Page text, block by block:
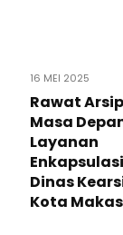
16 MEI 2025
Rawat
Masa
Layanan
Dinas
Kota